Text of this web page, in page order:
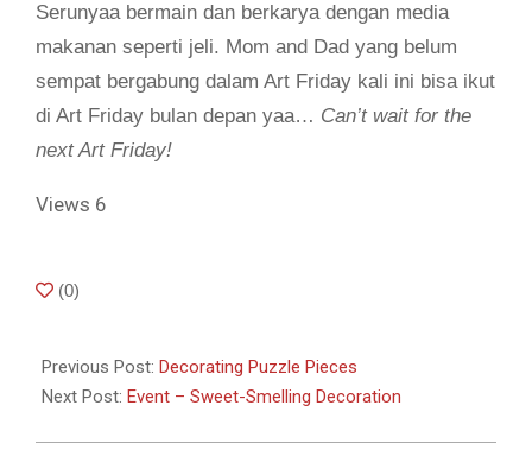
Serunyaa bermain dan berkarya dengan media
makanan seperti jeli. Mom and Dad yang belum
sempat bergabung dalam Art Friday kali ini bisa ikut
di Art Friday bulan depan yaa… Can’t wait for the
next Art Friday!
Views 6
2019-
(0)
Previous Post: Decorating Puzzle Pieces
Next Post: Event – Sweet-Smelling Decoration